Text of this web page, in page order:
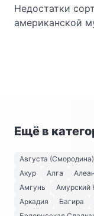
Недостатки
американской
Ещё в
Августа (Смородина)
Акур
Алга
Амгунь
Амурский
Аркадия
Багира